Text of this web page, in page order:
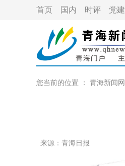
首页 国内 时评 党建
您当前的位置 ： 青海新闻网
来源：青海日报